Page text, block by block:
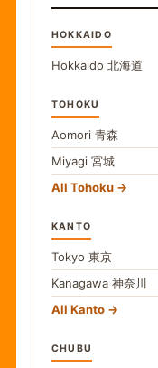
HOKKAIDO
Hokkaido 北海道
TOHOKU
Aomori 青森
Miyagi 宮城
All Tohoku
KANTO
Tokyo 東京
Kanagawa 神奈川
All Kanto
CHUBU